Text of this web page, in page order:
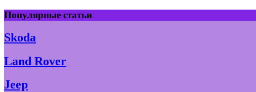
Skip
to
content
Популярные статьи
Skoda
Land Rover
Jeep